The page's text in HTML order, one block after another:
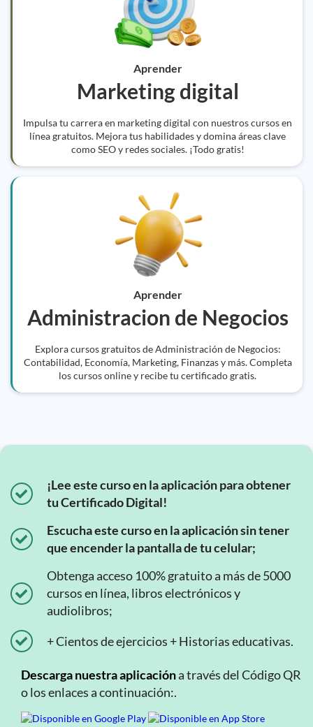
Aprender
Marketing digital
Impulsa tu carrera en marketing digital con nuestros cursos en
línea gratuitos. Mejora tus habilidades y domina áreas clave
como SEO y redes sociales. ¡Todo gratis!
Aprender
Administracion de Negocios
Explora cursos gratuitos de Administración de Negocios:
Contabilidad, Economía, Marketing, Finanzas y más. Completa
los cursos online y recibe tu certificado gratis.
¡Lee este curso en la aplicación para obtener
tu Certificado Digital!
Escucha este curso en la aplicación sin tener
que encender la pantalla de tu celular;
Obtenga acceso 100% gratuito a más de 5000
cursos en línea, libros electrónicos y
audiolibros;
+ Cientos de ejercicios + Historias educativas.
Descarga nuestra aplicacióna través del Código QR
o los enlaces a continuación:.